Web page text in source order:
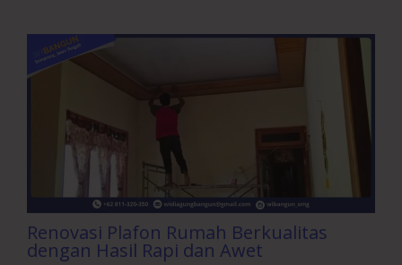
Renovasi Plafon Rumah Berkualitas
dengan Hasil Rapi dan Awet